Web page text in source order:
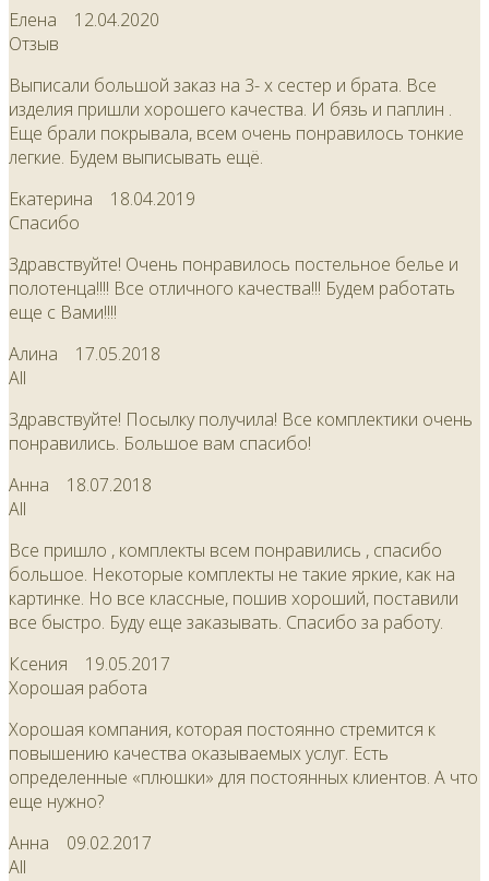
Елена 12.04.2020
Отзыв
Выписали большой заказ на 3- х сестер и брата. Все
изделия пришли хорошего качества. И бязь и паплин .
Еще брали покрывала, всем очень понравилось тонкие
легкие. Будем выписывать ещё.
Екатерина 18.04.2019
Спасибо
Здравствуйте! Очень понравилось постельное белье и
полотенца!!!! Все отличного качества!!! Будем работать
еще с Вами!!!!
Алина 17.05.2018
All
Здравствуйте! Посылку получила! Все комплектики очень
понравились. Большое вам спасибо!
Анна 18.07.2018
All
Все пришло , комплекты всем понравились , спасибо
большое. Некоторые комплекты не такие яркие, как на
картинке. Но все классные, пошив хороший, поставили
все быстро. Буду еще заказывать. Спасибо за работу.
Ксения 19.05.2017
Хорошая работа
Хорошая компания, которая постоянно стремится к
повышению качества оказываемых услуг. Есть
определенные «плюшки» для постоянных клиентов. А что
еще нужно?
Анна 09.02.2017
All